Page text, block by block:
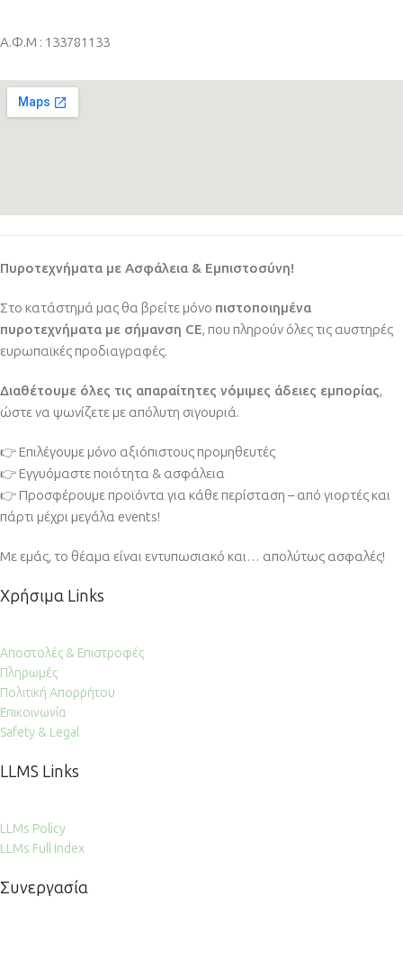
Α.Φ.Μ : 133781133
Πυροτεχνήματα με Ασφάλεια & Εμπιστοσύνη!
Στο κατάστημά μας θα βρείτε μόνο πιστοποιημένα
πυροτεχνήματα με σήμανση CE, που πληρούν όλες τις αυστηρές
ευρωπαϊκές προδιαγραφές.
Διαθέτουμε όλες τις απαραίτητες νόμιμες άδειες εμπορίας,
ώστε να ψωνίζετε με απόλυτη σιγουριά.
👉 Επιλέγουμε μόνο αξιόπιστους προμηθευτές
👉 Εγγυόμαστε ποιότητα & ασφάλεια
👉 Προσφέρουμε προϊόντα για κάθε περίσταση – από γιορτές και
πάρτι μέχρι μεγάλα events!
Με εμάς, το θέαμα είναι εντυπωσιακό και… απολύτως ασφαλές!
Χρήσιμα Links
Αποστολές & Επιστροφές
Πληρωμές
Πολιτική Απορρήτου
Επικοινωνία
Safety & Legal
LLMS Links
LLMs Policy
LLMs Full Index
Συνεργασία